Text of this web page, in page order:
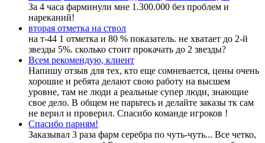
За 4 часа фарминули мне 1.300.000 без проблем и
нареканий!
вторая отметка на ствол
на т-44 1 отметка и 80 % показатель. не хватает до 2-й
звезды 5%. сколько стоит прокачать до 2 звезды?
Всем рекомендую, клиент
Напишу отзыв для тех, кто еще сомневается, цены очень
хорошие и ребята делают свою работу на высшем
уровне, там не люди а реальные супер люди, знающие
свое дело. В общем не парьтесь и делайте заказы тк сам
не верил и проверил. Спасибо команде игроков !
Спасибо парням!
Заказывал 3 раза фарм серебра по чуть-чуть... Все четко,